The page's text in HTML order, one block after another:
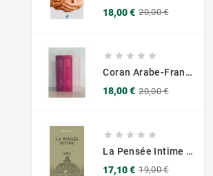
18,00 € 20,00 €
    
Coran Arabe-Français – Traduction Officielle (14x20 Cm ) – Couverture Daim Luxees Dorées
18,00 € 20,00 €
    
La Pensée Intime - Ibn Al Jawzi - Éditions Chama (Al Azhar)
17,10 € 19,00 €